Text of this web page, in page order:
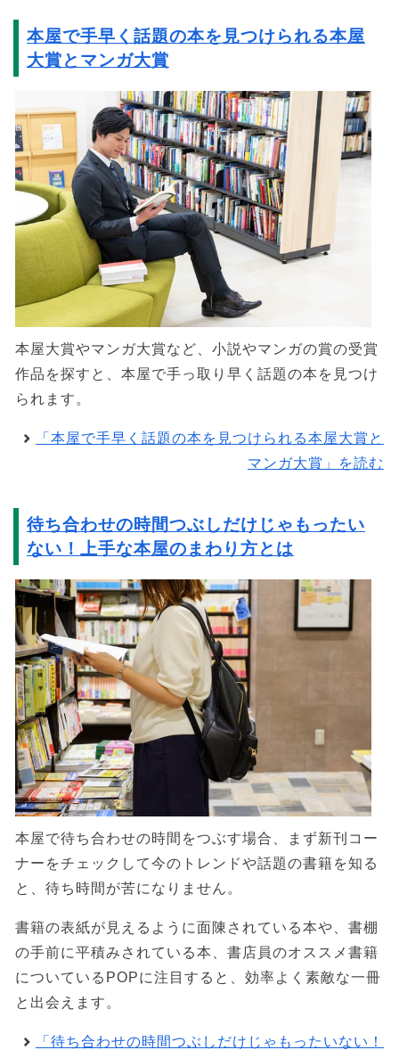
本屋で手早く話題の本を見つけられる本屋
大賞とマンガ大賞
本屋大賞やマンガ大賞など、小説やマンガの賞の受賞
作品を探すと、本屋で手っ取り早く話題の本を見つけ
られます。
「本屋で手早く話題の本を見つけられる本屋大賞と
マンガ大賞」を読む
待ち合わせの時間つぶしだけじゃもったい
ない！上手な本屋のまわり方とは
本屋で待ち合わせの時間をつぶす場合、まず新刊コー
ナーをチェックして今のトレンドや話題の書籍を知る
と、待ち時間が苦になりません。
書籍の表紙が見えるように面陳されている本や、書棚
の手前に平積みされている本、書店員のオススメ書籍
についているPOPに注目すると、効率よく素敵な一冊
と出会えます。
「待ち合わせの時間つぶしだけじゃもったいない！